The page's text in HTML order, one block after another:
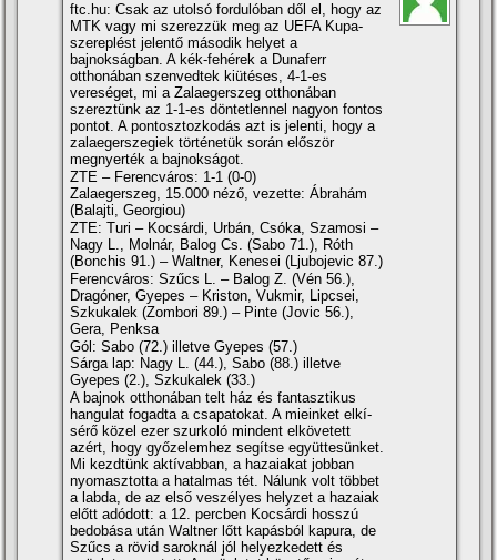
ftc.hu: Csak az utolsó fordulóban dől el, hogy az
MTK vagy mi szerezzük meg az UEFA Kupa-
szereplést jelentő második helyet a
bajnokságban. A kék-fehérek a Dunaferr
otthonában szenvedtek kiütéses, 4-1-es
vereséget, mi a Zalaegerszeg otthonában
szereztünk az 1-1-es döntetlennel nagyon fontos
pontot. A pontosztozkodás azt is jelenti, hogy a
zalaegerszegiek történetük során először
megnyerték a bajnokságot.
ZTE – Ferencváros: 1-1 (0-0)
Zalaegerszeg, 15.000 néző, vezette: Ábrahám
(Balajti, Georgiou)
ZTE: Turi – Kocsárdi, Urbán, Csóka, Szamosi –
Nagy L., Molnár, Balog Cs. (Sabo 71.), Róth
(Bonchis 91.) – Waltner, Kenesei (Ljubojevic 87.)
Ferencváros: Szűcs L. – Balog Z. (Vén 56.),
Dragóner, Gyepes – Kriston, Vukmir, Lipcsei,
Szkukalek (Zombori 89.) – Pinte (Jovic 56.),
Gera, Penksa
Gól: Sabo (72.) illetve Gyepes (57.)
Sárga lap: Nagy L. (44.), Sabo (88.) illetve
Gyepes (2.), Szkukalek (33.)
A bajnok otthonában telt ház és fantasztikus
hangulat fogadta a csapatokat. A mieinket elkí­
sérő közel ezer szurkoló mindent elkövetett
azért, hogy győzelemhez segí­tse együttesünket.
Mi kezdtünk aktí­vabban, a hazaiakat jobban
nyomasztotta a hatalmas tét. Nálunk volt többet
a labda, de az első veszélyes helyzet a hazaiak
előtt adódott: a 12. percben Kocsárdi hosszú
bedobása után Waltner lőtt kapásból kapura, de
Szűcs a rövid saroknál jól helyezkedett és